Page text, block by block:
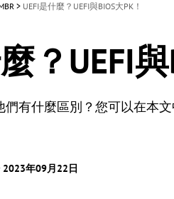
> UEFI是什麼？UEFI與BIOS大PK！
？UEFI與
們有什麼區別？您可以在本
年09月22日